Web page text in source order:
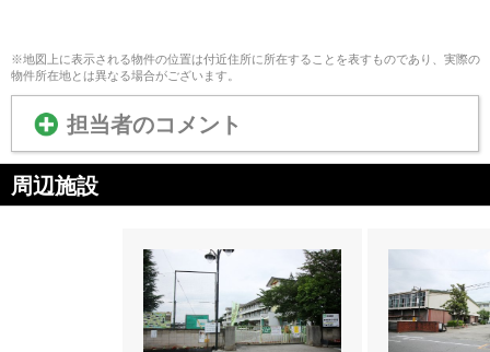
※地図上に表示される物件の位置は付近住所に所在することを表すものであり、実際の
物件所在地とは異なる場合がございます。
担当者のコメント
周辺施設